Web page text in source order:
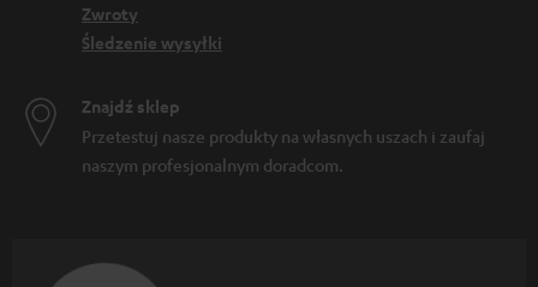
Zwroty
Śledzenie wysyłki
Znajdź sklep
Przetestuj nasze produkty na własnych uszach i zaufaj
naszym profesjonalnym doradcom.